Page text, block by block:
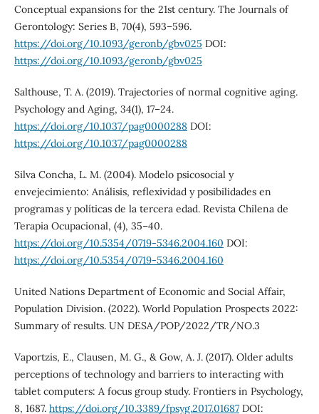
Conceptual expansions for the 21st century. The Journals of
Gerontology: Series B, 70(4), 593–596.
https://doi.org/10.1093/geronb/gbv025 DOI:
https://doi.org/10.1093/geronb/gbv025
Salthouse, T. A. (2019). Trajectories of normal cognitive aging.
Psychology and Aging, 34(1), 17–24.
https://doi.org/10.1037/pag0000288DOI:
https://doi.org/10.1037/pag0000288
Silva Concha, L. M. (2004). Modelo psicosocial y
envejecimiento: Análisis, reflexividad y posibilidades en
programas y políticas de la tercera edad. Revista Chilena de
Terapia Ocupacional, (4), 35–40.
https://doi.org/10.5354/0719-5346.2004.160 DOI:
https://doi.org/10.5354/0719-5346.2004.160
United Nations Department of Economic and Social Affair,
Population Division. (2022). World Population Prospects 2022:
Summary of results. UN DESA/POP/2022/TR/NO.3
Vaportzis, E., Clausen, M. G., & Gow, A. J. (2017). Older adults
perceptions of technology and barriers to interacting with
tablet computers: A focus group study. Frontiers in Psychology,
8, 1687. https://doi.org/10.3389/fpsyg.2017.01687DOI: